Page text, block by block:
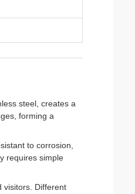
steel, creates a
forming a
to corrosion,
requires simple
visitors. Different